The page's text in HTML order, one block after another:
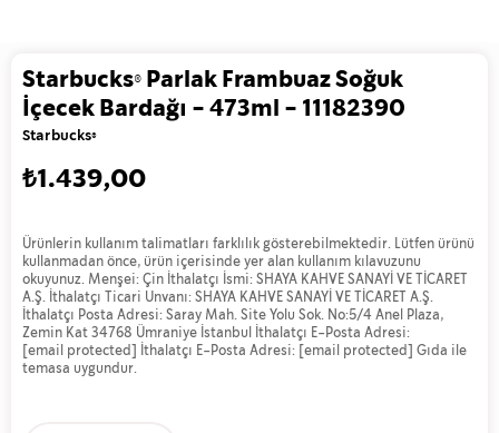
Starbucks® Parlak Frambuaz Soğuk
İçecek Bardağı - 473ml - 11182390
Starbucks®
₺1.439,00
Ürünlerin kullanım talimatları farklılık gösterebilmektedir. Lütfen ürünü
kullanmadan önce, ürün içerisinde yer alan kullanım kılavuzunu
okuyunuz. Menşei: Çin İthalatçı İsmi: SHAYA KAHVE SANAYİ VE TİCARET
A.Ş. İthalatçı Ticari Unvanı: SHAYA KAHVE SANAYİ VE TİCARET A.Ş.
İthalatçı Posta Adresi: Saray Mah. Site Yolu Sok. No:5/4 Anel Plaza,
Zemin Kat 34768 Ümraniye İstanbul İthalatçı E-Posta Adresi:
[email protected] İthalatçı E-Posta Adresi: [email protected] Gıda ile
temasa uygundur.